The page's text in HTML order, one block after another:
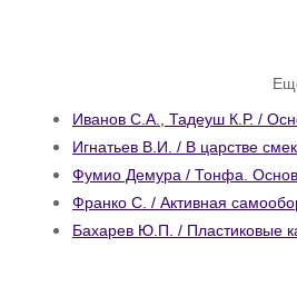
Иванов С.А., Тадеуш К.Р. /
Игнатьев В.И. / В царстве
Фумио Демура / Тонфа.
Франко С. / Активная
Бахарев Ю.П. / Пластиковые